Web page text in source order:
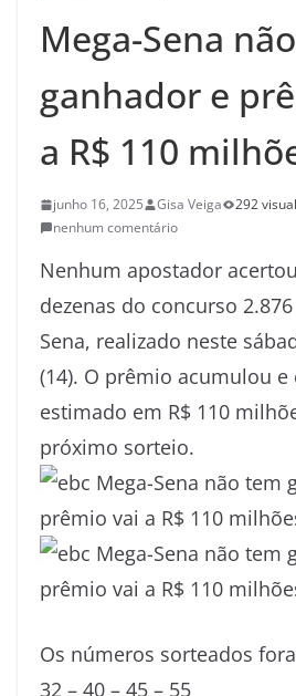
Mega-Sena
ganhador e
a R$ 110
junho 16, 2025 Gisa Veiga
292
nenhum comentário
Nenhum apostador
dezenas do concurso
Sena, realizado neste
(14). O prêmio acumulou e
estimado em R$ 110
próximo sorteio.
Os números sorteados
32 – 40 – 45 – 55